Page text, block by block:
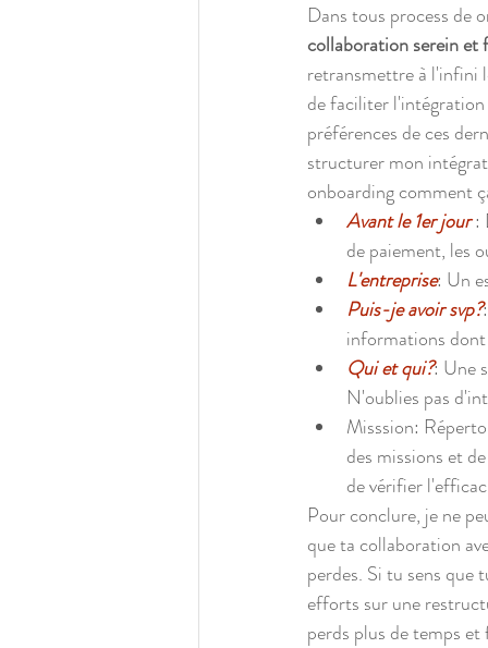
Dans tous process de
collaboration serein et
retransmettre à l'infini
de faciliter
préférences de ces
structurer mon
onboarding comment
Avant le 1er jour :
de paiement, les
L'entreprise: Un
Puis-je avoir svp?
informations dont
Qui et qui?: Une
N'oublies pas
Misssion:
des missions et
de vérifier
Pour conclure, je ne
que ta collaboration
perdes. Si tu sens
efforts sur une
perds plus de temps